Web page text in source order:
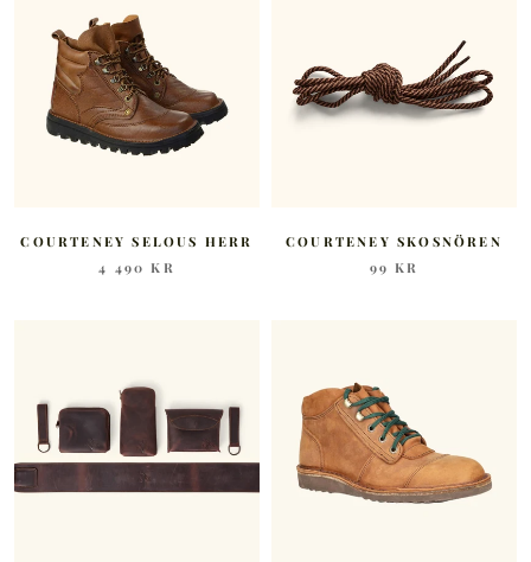
COURTENEY SELOUS HERR
4 490 KR
COURTENEY SKOSNÖREN
99 KR